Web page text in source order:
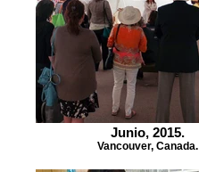
Junio, 2015.
Vancouver, Canada.